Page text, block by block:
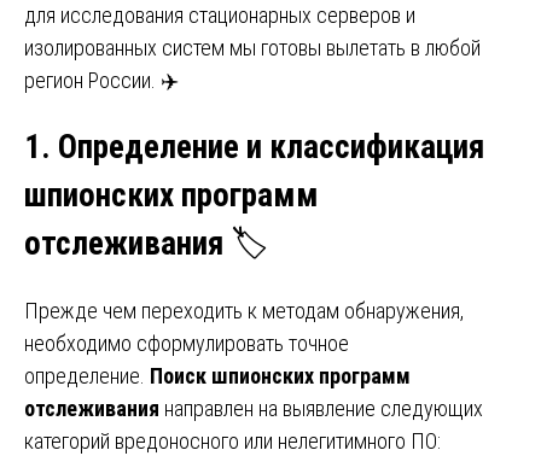
для исследования стационарных серверов и
изолированных систем мы готовы вылетать в любой
регион России. ✈️
1. Определение и классификация
шпионских программ
отслеживания 🏷️
Прежде чем переходить к методам обнаружения,
необходимо сформулировать точное
определение. Поиск шпионских программ
отслеживания направлен на выявление следующих
категорий вредоносного или нелегитимного ПО: